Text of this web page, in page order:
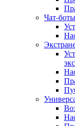
Чат-